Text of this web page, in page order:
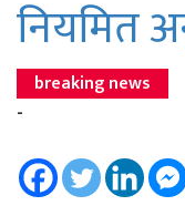
नियमित
breaking news
-